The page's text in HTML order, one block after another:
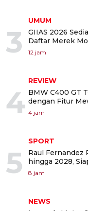
3
UMUM
GIIAS 2026
Daftar Merek
12 jam
4
REVIEW
BMW C400 GT
dengan Fitur
4 jam
5
SPORT
Raul Fernandez
hingga 2028,
8 jam
NEWS